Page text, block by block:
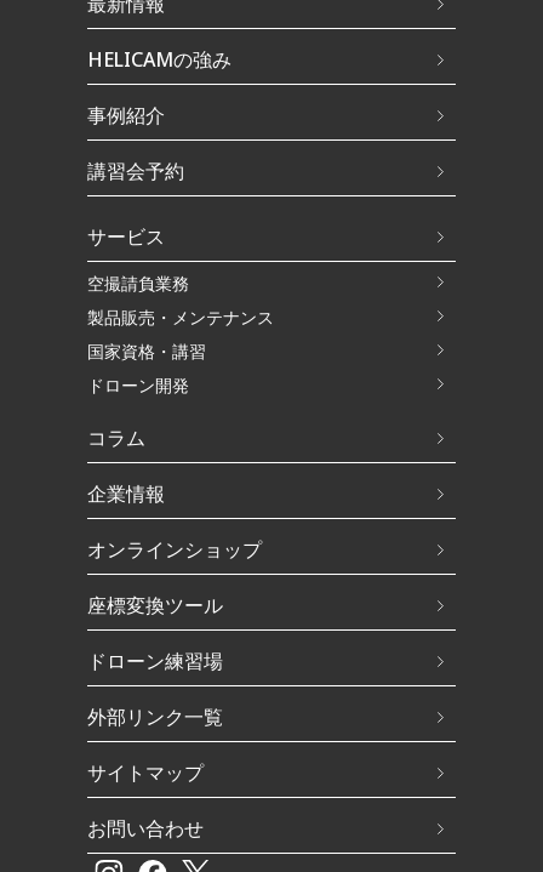
HELICAMの強み
事例紹介
講習会予約
サービス
空撮請負業務
製品販売・メンテナンス
国家資格・講習
ドローン開発
コラム
企業情報
オンラインショップ
座標変換ツール
ドローン練習場
外部リンク一覧
サイトマップ
お問い合わせ